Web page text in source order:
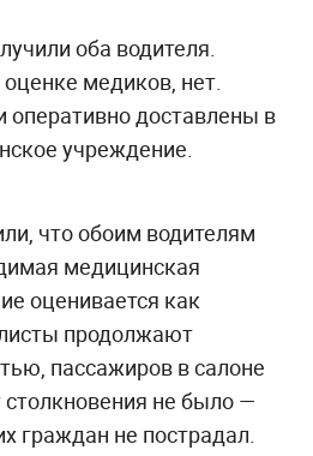
оба водителя.
медиков, нет.
доставлены в
учреждение.
что обоим водителям
медицинская
оценивается как
продолжают
пассажиров в салоне
не было —
граждан не пострадал.